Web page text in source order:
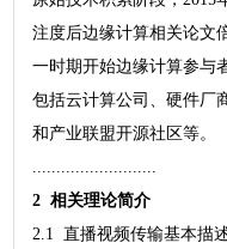
注度后边缘计算相关论文
一时期开始边缘计算参与
包括云计算公司、硬件厂
和产业联盟开源社区等。
2 相关理论简介
2.1 直播视频传输基本描